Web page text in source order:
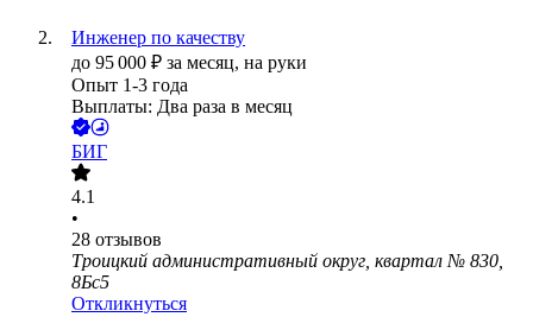
Инженер по качеству
до 95 000 ₽ за месяц, на руки
Опыт 1-3 года
Выплаты: Два раза в месяц
БИГ
4.1
•
28 отзывов
Троицкий административный округ, квартал № 830,
8Бс5
Откликнуться